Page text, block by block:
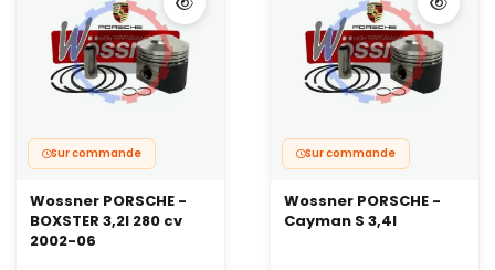
Sur commande
Wossner PORSCHE -
BOXSTER 3,2l 280 cv
2002-06
Sur commande
Wossner PORSCHE -
Cayman S 3,4l